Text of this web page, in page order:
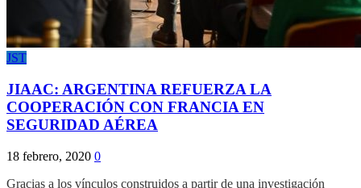
JST
JIAAC: ARGENTINA REFUERZA LA
COOPERACIÓN CON FRANCIA EN
SEGURIDAD AÉREA
18 febrero, 2020 0
Gracias a los vínculos construidos a partir de una investigación